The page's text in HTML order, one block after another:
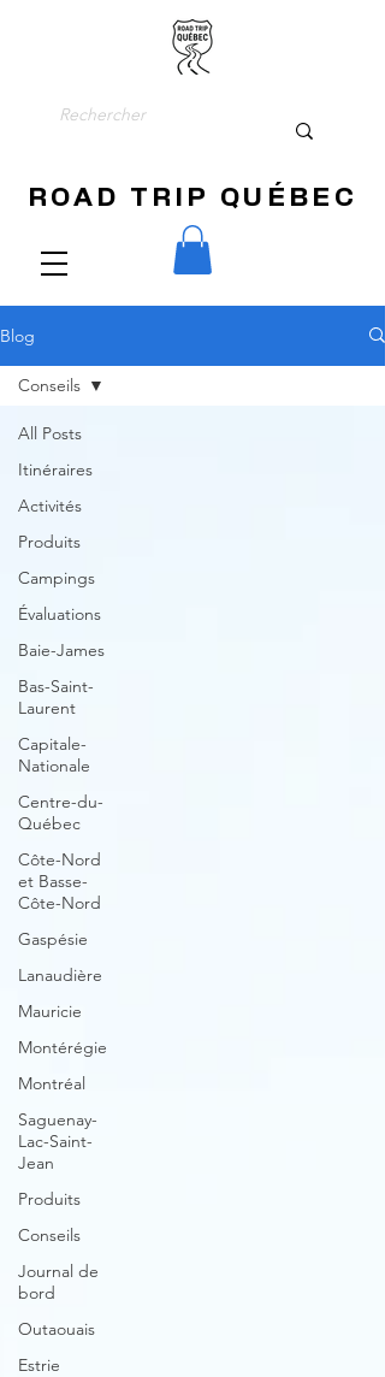
ROAD TRIP QUÉBEC
Blog
All Posts
Itinéraires
Activités
Produits
Campings
Évaluations
Baie-James
Bas-Saint-
Laurent
Capitale-
Nationale
Centre-du-
Québec
Côte-Nord
et Basse-
Côte-Nord
Gaspésie
Lanaudière
Mauricie
Montérégie
Montréal
Saguenay-
Lac-Saint-
Jean
Produits
Conseils
Journal de
bord
Outaouais
Estrie
Conseils